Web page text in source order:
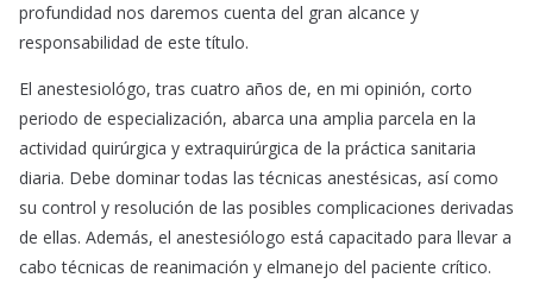
profundidad nos daremos cuenta del gran alcance y
responsabilidad de este título.
El anestesiológo, tras cuatro años de, en mi opinión, corto
periodo de especialización, abarca una amplia parcela en la
actividad quirúrgica y extraquirúrgica de la práctica sanitaria
diaria. Debe dominar todas las técnicas anestésicas, así como
su control y resolución de las posibles complicaciones derivadas
de ellas. Además, el anestesiólogo está capacitado para llevar a
cabo técnicas de reanimación y elmanejo del paciente crítico.